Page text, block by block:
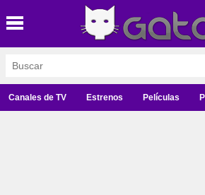
Canales de TV Estrenos Películas